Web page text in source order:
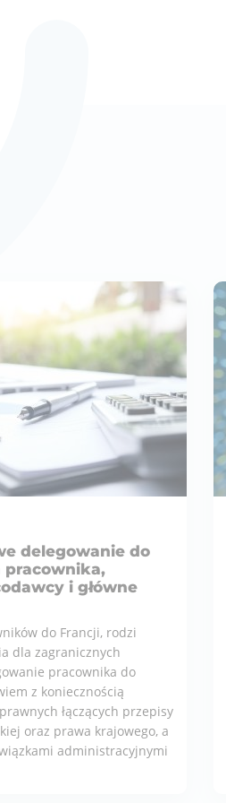
delegowanie do
pracownika,
i główne
do Francji, rodzi
dla zagranicznych
pracownika do
z koniecznością
łączących przepisy
oraz prawa krajowego, a
administracyjnymi